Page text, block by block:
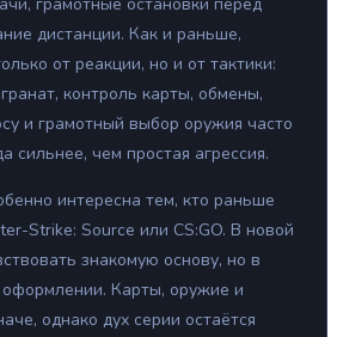
дистанции. Как и раньше,
от реакции, но и от тактики:
контроль карты, обмены,
и грамотный выбор оружия часто
сильнее, чем простая агрессия.
интересна тем, кто раньше
Strike: Source или CS:GO. В новой
знакомую основу, но в
Карты, оружие и
однако дух серии остаётся